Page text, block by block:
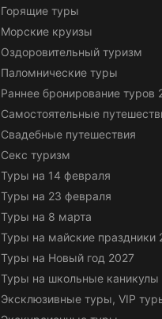
Горящие туры
Морские круизы
Оздоровительный туризм
Паломнические туры
Раннее бронирование туров
Самостоятельные
Свадебные путешествия
Секс туризм
Туры на 14 февраля
Туры на 23 февраля
Туры на 8 марта
Туры на майские праздники
Туры на Новый год 2027
Туры на школьные каникулы
Эксклюзивные туры, VIP